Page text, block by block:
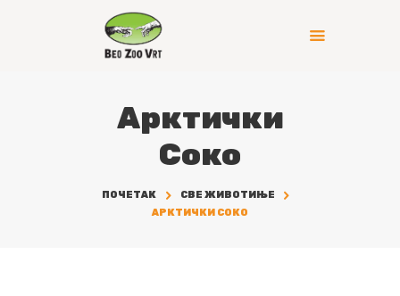
Арктички
Соко
ПОЧЕТАК
СВЕ ЖИВОТИЊЕ
АРКТИЧКИ СОКО